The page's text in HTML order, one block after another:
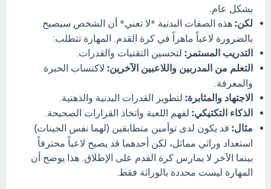
بشكل عام.
لكن: هذه الصفات البدنية *لا تعني* أن الشخص سيصبح
بالضرورة لاعباً ماهراً في كرة القدم. المهارة تتطلب:
التدريب المستمر: لتحسين التقنيات والقدرات.
التعلم من المدربين واللاعبين الآخرين: لاكتساب الخبرة
والمعرفة.
الاجتهاد والمثابرة: لتطوير القدرات البدنية والذهنية.
الذكاء التكتيكي: لفهم اللعبة واتخاذ القرارات الصحيحة.
مثال: قد يكون لدى توأمين متطابقين (لهما نفس الجينات)
استعداد وراثي مماثل، لكن أحدهما قد يصبح لاعباً محترفاً
بينما الآخر لا يمارس كرة القدم على الإطلاق. هذا يوضح أن
المهارة ليست محددة بالوراثة فقط.